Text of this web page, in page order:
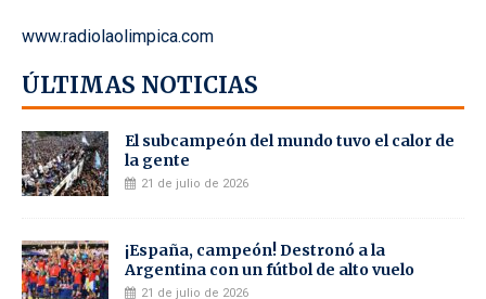
www.radiolaolimpica.com
ÚLTIMAS NOTICIAS
El subcampeón del mundo tuvo el calor de
la gente
21 de julio de 2026
¡España, campeón! Destronó a la
Argentina con un fútbol de alto vuelo
21 de julio de 2026